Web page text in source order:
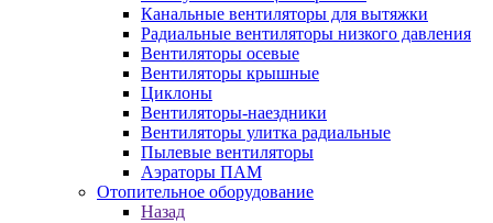
Канальные вентиляторы для вытяжки
Радиальные вентиляторы низкого давления
Вентиляторы осевые
Вентиляторы крышные
Циклоны
Вентиляторы-наездники
Вентиляторы улитка радиальные
Пылевые вентиляторы
Аэраторы ПАМ
Отопительное оборудование
Назад